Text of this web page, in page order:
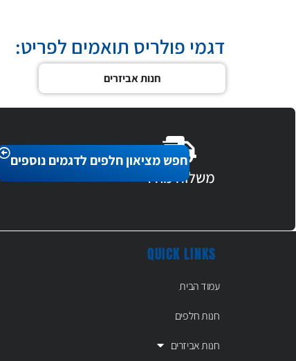
חפש מציאון חלפים לדגמים נוספים
דגמי פולריס תואמים לפריט:
חנות אביזרים
משלוח מהיר
QUICK LINKS
עמוד הבית
חנות חלפים
חנות אביזרים